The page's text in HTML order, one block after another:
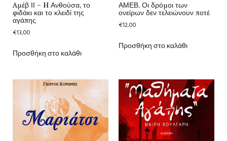
Aμέβ ΙΙ – H Ανθούσα, το
φιδάκι και το κλειδί της
αγάπης
€13,00
Προσθήκη στο καλάθι
ΑΜΕΒ. Οι δρόμοι των
ονείρων δεν τελειώνουν ποτέ
€12,00
Προσθήκη στο καλάθι